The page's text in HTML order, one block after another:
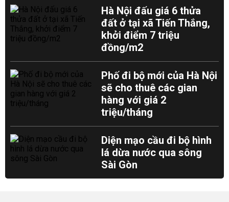
Hà Nội đấu giá 6 thửa
đất ở tại xã Tiến Thắng,
khởi điểm 7 triệu
đồng/m2
Phố đi bộ mới của Hà Nội
sẽ cho thuê các gian
hàng với giá 2
triệu/tháng
Diện mạo cầu đi bộ hình
lá dừa nước qua sông
Sài Gòn